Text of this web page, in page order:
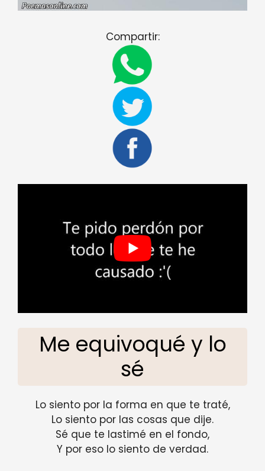
Compartir:
Me equivoqué y lo
sé
Lo siento por la forma en que te traté,
Lo siento por las cosas que dije.
Sé que te lastimé en el fondo,
Y por eso lo siento de verdad.